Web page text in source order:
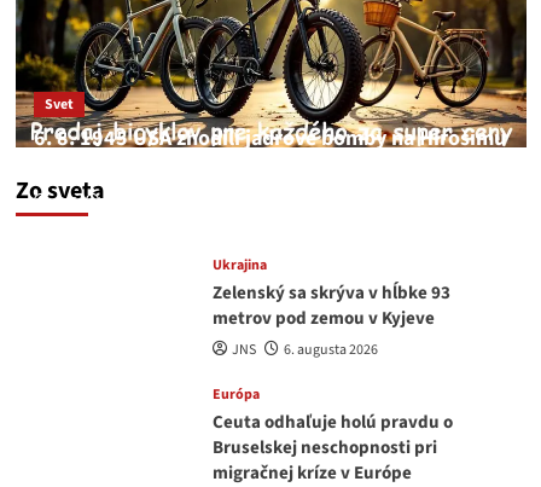
Zo sveta
Svet
6. 8. 1945 USA zhodili jadrové bomby na Hirošimu
JNS
Ukrajina
Zelenský sa skrýva v hĺbke 93
metrov pod zemou v Kyjeve
JNS 6. augusta 2026
Európa
Ceuta odhaľuje holú pravdu o
Bruselskej neschopnosti pri
migračnej kríze v Európe